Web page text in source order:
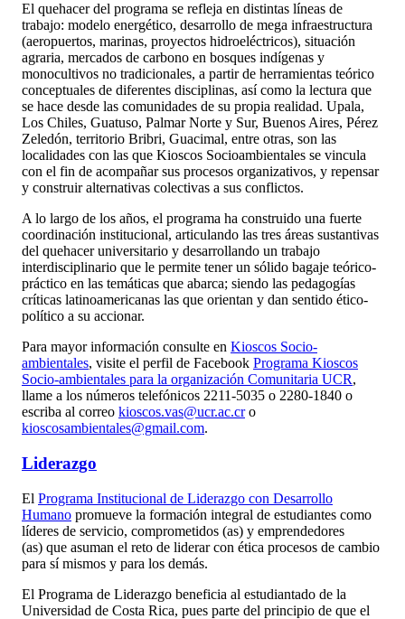
El quehacer del programa se refleja en distintas líneas de
trabajo: modelo energético, desarrollo de mega infraestructura
(aeropuertos, marinas, proyectos hidroeléctricos), situación
agraria, mercados de carbono en bosques indígenas y
monocultivos no tradicionales, a partir de herramientas teórico
conceptuales de diferentes disciplinas, así como la lectura que
se hace desde las comunidades de su propia realidad. Upala,
Los Chiles, Guatuso, Palmar Norte y Sur, Buenos Aires, Pérez
Zeledón, territorio Bribri, Guacimal, entre otras, son las
localidades con las que Kioscos Socioambientales se vincula
con el fin de acompañar sus procesos organizativos, y repensar
y construir alternativas colectivas a sus conflictos.
A lo largo de los años, el programa ha construido una fuerte
coordinación institucional, articulando las tres áreas sustantivas
del quehacer universitario y desarrollando un trabajo
interdisciplinario que le permite tener un sólido bagaje teórico-
práctico en las temáticas que abarca; siendo las pedagogías
críticas latinoamericanas las que orientan y dan sentido ético-
político a su accionar.
Para mayor información consulte en Kioscos Socio-
ambientales, visite el perfil de Facebook Programa Kioscos
Socio-ambientales para la organización Comunitaria UCR,
llame a los números telefónicos 2211-5035 o 2280-1840 o
escriba al correo kioscos.vas@ucr.ac.cro
kioscosambientales@gmail.com.
Liderazgo
El Programa Institucional de Liderazgo con Desarrollo
Humano promueve la formación integral de estudiantes como
líderes de servicio, comprometidos (as) y emprendedores
(as) que asuman el reto de liderar con ética procesos de cambio
para sí mismos y para los demás.
El Programa de Liderazgo beneficia al estudiantado de la
Universidad de Costa Rica, pues parte del principio de que el